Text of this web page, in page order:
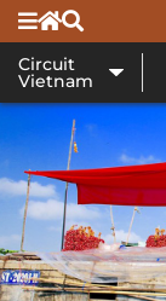
Circuit
Vietnam